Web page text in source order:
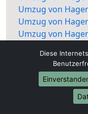
Umzug von
Umzug von
Umzug von
Diese